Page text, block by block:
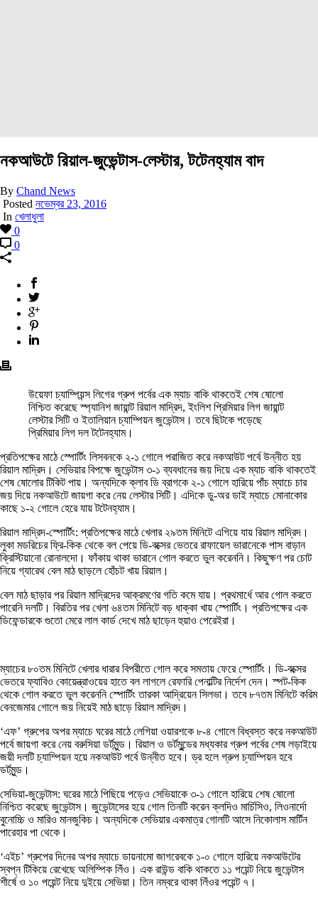
নকআউটে রিয়াল-জুভেন্টাস-লেস্টার, টটেনহ্যাম বাদ
By Chand News
Posted নভেম্বর 23, 2016
In খেলাধুলা
0
0
উয়েফা চ্যাম্পিয়ন্স লিগের গ্রুপ পর্বের এক ম্যাচ বাকি থাকতেই শেষ ষোলো
নিশ্চিত করেছে স্প্যানিশ জায়ান্ট রিয়াল মাদ্রিদ, ইংলিশ প্রিমিয়ার লিগ জায়ান্ট
লেস্টার সিটি ও ইতালিয়ান চ্যাম্পিয়ন জুভেন্টাস। তবে ছিটকে পড়েছে
প্রিমিয়ার লিগ দল টটেনহ্যাম।
প্রতিপক্ষের মাঠে স্পোর্টিং লিসবনকে ২-১ গোলে পরাজিত করে নকআউট পর্বে উন্নীত হয়
রিয়াল মাদ্রিদ। সেভিয়ার বিপক্ষে জুভেন্টাস ৩-১ ব্যবধানের জয় দিয়ে এক ম্যাচ বাকি থাকতেই
শেষ ষোলোর টিকিট পায়। অন্যদিকে ক্লাব ডি ব্রাগকে ২-১ গোলে হারিয়ে পাঁচ ম্যাচে চার
জয় দিয়ে নকআউটে জায়গা করে নেয় লেস্টার সিটি। এদিকে ডু-অর ডাই ম্যাচে মোনাকোর
কাছে ১-২ গোলে হেরে যায় টটেনহ্যাম।
রিয়াল মাদ্রিদ-স্পোর্টিং: প্রতিপক্ষের মাঠে খেলার ২৯তম মিনিটে এগিয়ে যায় রিয়াল মাদ্রিদ।
লুকা মডরিচের ফ্রি-কিক থেকে বল পেয়ে ডি-বক্সের ভেতরে রাফায়েল ভারানেকে পাস বাড়ান
ক্রিস্টিয়ানো রোনালদো। ফাঁকায় থাকা ভারানে গোল করতে ভুল করেননি। কিছুক্ষণ পর চোট
নিয়ে গ্যারেথ বেল মাঠ ছাড়লে হোঁচট খায় রিয়াল।
বেল মাঠ ছাড়ার পর রিয়াল মাদ্রিদের আক্রমণের গতি কমে যায়। প্রথমার্ধে আর গোল করতে
পারেনি দলটি। বিরতির পর খেলা ৬৪তম মিনিটে বড় ধাক্কা খায় স্পোর্টিং। প্রতিপক্ষের এক
ডিফেন্ডারকে গুতো মেরে লাল কার্ড দেখে মাঠ ছাড়েন হুয়াও পেরেইরা।
ম্যাচের ৮০তম মিনিটে খেলার ধারার বিপরীতে গোল করে সমতায় ফেরে স্পোর্টিং। ডি-বক্সের
ভেতরে ফ্যাবিও কোয়েন্ত্রাওয়ের হাতে বল লাগলে রেফারি পেনাল্টির নির্দেশ দেন। স্পট-কিক
থেকে গোল করতে ভুল করেননি স্পোর্টিং তারকা আদ্রিয়েন সিলভা। তবে ৮৭তম মিনিটে করিম
বেনজেমার গোলে জয় নিয়েই মাঠ ছাড়ে রিয়াল মাদ্রিদ।
‘এফ’ গ্রুপের অপর ম্যাচে ঘরের মাঠে লেগিয়া ওয়ারশকে ৮-৪ গোলে বিধ্বস্ত করে নকআউট
পর্বে জায়গা করে নেয় বরুসিয়া ডর্টমুন্ড। রিয়াল ও ডর্টমুন্ডের মধ্যকার গ্রুপ পর্বের শেষ লড়াইয়ে
জয়ী দলটি চ্যাম্পিয়ন হয়ে নকআউট পর্বে উন্নীত হবে। ড্র হলে গ্রুপ চ্যাম্পিয়ন হবে
ডর্টমুন্ড।
সেভিয়া-জুভেন্টাস: ঘরের মাঠে পিছিয়ে পড়েও সেভিয়াকে ৩-১ গোলে হারিয়ে শেষ ষোলো
নিশ্চিত করেছে জুভেন্টাস। জুভেন্টাসের হয়ে গোল তিনটি করেন ক্লদিও মার্চিসিও, লিওনার্দো
বুনোচ্চি ও মারিও মানজুকিচ। অন্যদিকে সেভিয়ার একমাত্র গোলটি আসে নিকোলাস মার্টিন
পারেহার পা থেকে।
‘এইচ’ গ্রুপের দিনের অপর ম্যাচে ডায়নামো জাগরেবকে ১-০ গোলে হারিয়ে নকআউটের
স্বপ্ন টিকিয়ে রেখেছে অলিম্পিক লিঁও। এক রাউন্ড বাকি থাকতে ১১ পয়েন্ট নিয়ে জুভেন্টাস
শীর্ষে ও ১০ পয়েন্ট নিয়ে দুইয়ে সেভিয়া। তিন নম্বরে থাকা লিঁওর পয়েন্ট ৭।